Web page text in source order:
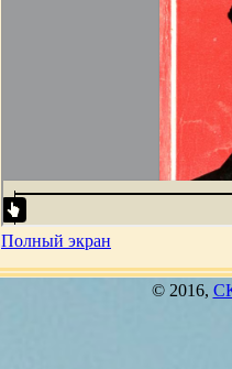
Полный экран
© 2016,